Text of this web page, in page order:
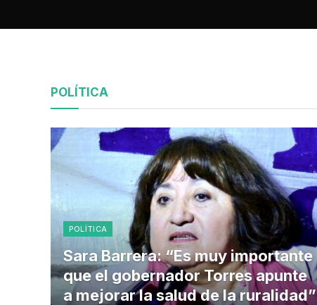
POLÍTICA
POLÍTICA
Sara Barrera: “Es muy importante
que el gobernador Torres apunte
a mejorar la salud de la ruralidad”